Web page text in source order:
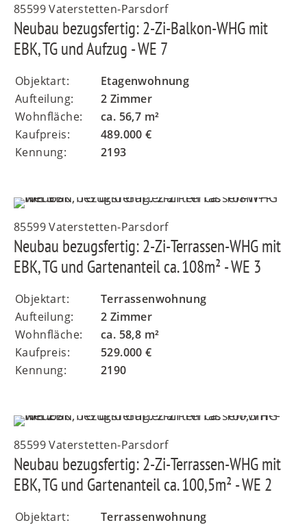
85599 Vaterstetten-Parsdorf
Neubau bezugsfertig: 2-Zi-Balkon-WHG mit
EBK, TG und Aufzug - WE 7
Objektart:
Etagenwohnung
Aufteilung:
2 Zimmer
Wohnfläche:
ca. 56,7 m²
Kaufpreis:
489.000 €
Kennung:
2193
85599 Vaterstetten-Parsdorf
Neubau bezugsfertig: 2-Zi-Terrassen-WHG mit
EBK, TG und Gartenanteil ca. 108m² - WE 3
Objektart:
Terrassenwohnung
Aufteilung:
2 Zimmer
Wohnfläche:
ca. 58,8 m²
Kaufpreis:
529.000 €
Kennung:
2190
85599 Vaterstetten-Parsdorf
Neubau bezugsfertig: 2-Zi-Terrassen-WHG mit
EBK, TG und Gartenanteil ca. 100,5m² - WE 2
Objektart:
Terrassenwohnung